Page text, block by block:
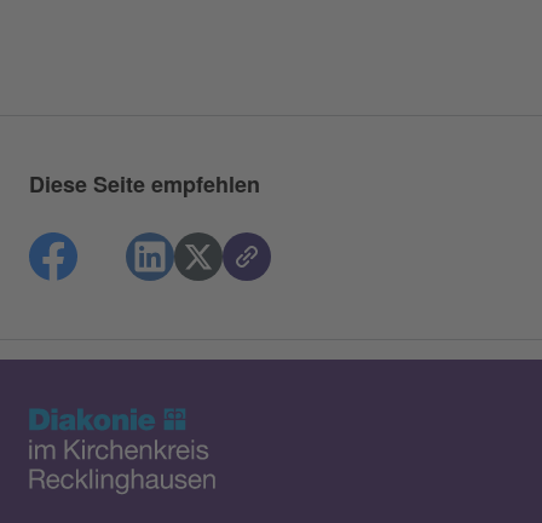
Diese Seite empfehlen